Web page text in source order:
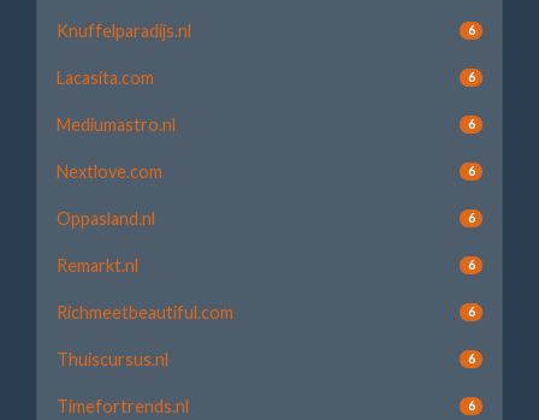
Knuffelparadijs.nl 6
Lacasita.com 6
Mediumastro.nl 6
Nextlove.com 6
Oppasland.nl 6
Remarkt.nl 6
Richmeetbeautiful.com 6
Thuiscursus.nl 6
Timefortrends.nl 6